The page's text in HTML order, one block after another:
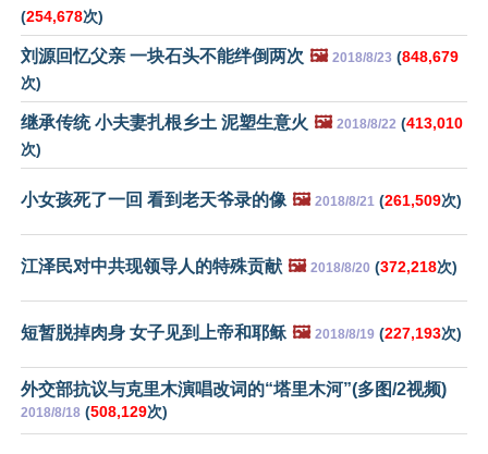
(254,678次)
刘源回忆父亲 一块石头不能绊倒两次 🖼️ 2018/8/23 (848,679
次)
继承传统 小夫妻扎根乡土 泥塑生意火 🖼️ 2018/8/22 (413,010
次)
小女孩死了一回 看到老天爷录的像 🖼️ 2018/8/21 (261,509次)
江泽民对中共现领导人的特殊贡献 🖼️ 2018/8/20 (372,218次)
短暂脱掉肉身 女子见到上帝和耶稣 🖼️ 2018/8/19 (227,193次)
外交部抗议与克里木演唱改词的“塔里木河”(多图/2视频)
2018/8/18 (508,129次)